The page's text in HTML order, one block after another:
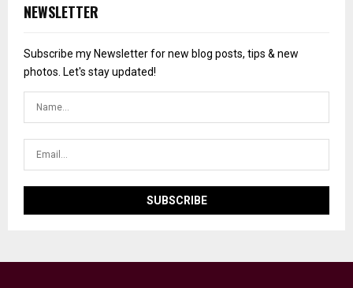
NEWSLETTER
Subscribe my Newsletter for new blog posts, tips & new
photos. Let's stay updated!